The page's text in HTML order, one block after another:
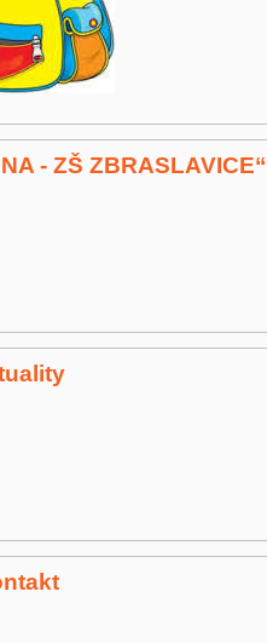
- ZŠ ZBRASLAVICE“